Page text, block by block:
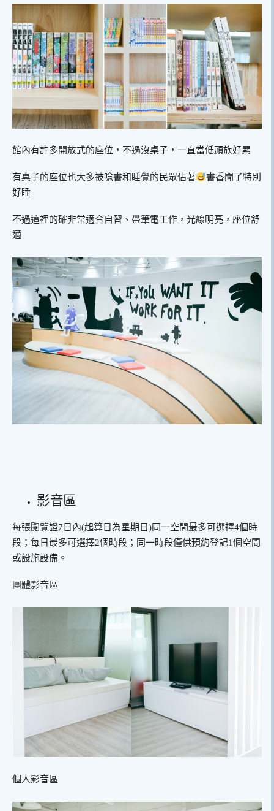
館內有許多開放式的座位，不過沒桌子，一直當低頭族好累
有桌子的座位也大多被唸書和睡覺的民眾佔著
書香聞了特別
好睡
不過這裡的確非常適合自習、帶筆電工作，光線明亮，座位舒
適
影音區
每張閱覽證7日內(起算日為星期日)同一空間最多可選擇4個時
段；每日最多可選擇2個時段；同一時段僅供預約登記1個空間
或設施設備。
團體影音區
個人影音區